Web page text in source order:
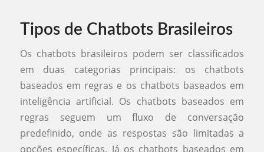
Tipos de Chatbots Brasileiros
Os chatbots brasileiros podem ser classificados
em duas categorias principais: os chatbots
baseados em regras e os chatbots baseados em
inteligência artificial. Os chatbots baseados em
regras seguem um fluxo de conversação
predefinido, onde as respostas são limitadas a
opções específicas. Já os chatbots baseados em